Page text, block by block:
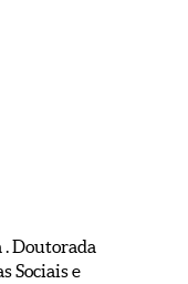
Doutorada
Sociais e